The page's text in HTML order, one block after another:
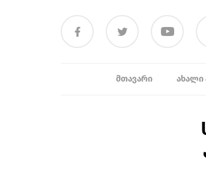
ᲛᲗᲐᲕᲐᲠᲘ ᲐᲮᲐᲚᲘ